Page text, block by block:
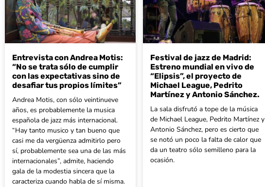
Entrevista con Andrea Motis:
“No se trata sólo de cumplir
con las expectativas sino de
desafiar tus propios límites”
Andrea Motis, con sólo veintinueve
años, es probablemente la musica
española de jazz más internacional.
“Hay tanto musico y tan bueno que
casi me da vergüenza admitirlo pero
sí, probablemente sea una de las más
internacionales”, admite, haciendo
gala de la modestia sincera que la
caracteriza cuando habla de sí misma.
Festival de jazz de Madrid:
Estreno mundial en vivo de
“Elipsis”, el proyecto de
Michael League, Pedrito
Martínez y Antonio Sánchez.
La sala disfrutó a tope de la música
de Michael League, Pedrito Martínez y
Antonio Sánchez, pero es cierto que
se notó un poco la falta de calor que
da un teatro sólo semilleno para la
ocasión.